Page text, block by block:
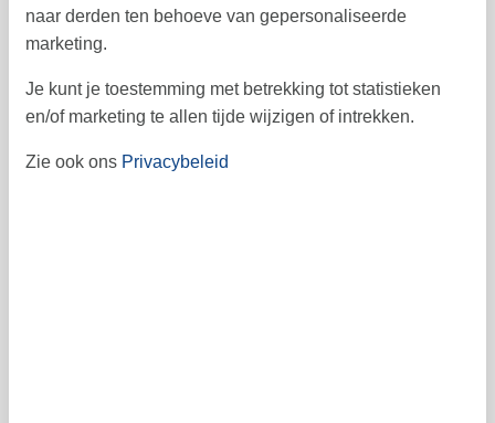
46 9 10 11 12 13 14
27
naar derden ten behoeve van gepersonaliseerde
marketing.
Je kunt je toestemming met betrekking tot statistieken
en/of marketing te allen tijde wijzigen of intrekken.
Zie ook ons Privacybeleid